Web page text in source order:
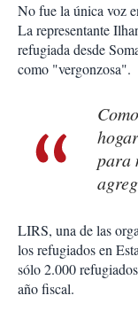
No fue la única voz
La representante
refugiada desde
como "vergonzosa".
para
LIRS, una de las
los refugiados en
sólo 2.000
año fiscal.